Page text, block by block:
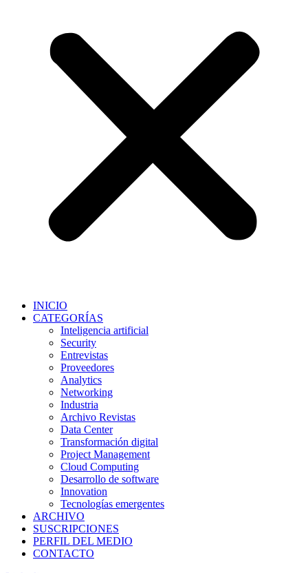
INICIO
CATEGORÍAS
Inteligencia artificial
Security
Entrevistas
Proveedores
Analytics
Networking
Industria
Archivo Revistas
Data Center
Transformación digital
Project Management
Cloud Computing
Desarrollo de software
Innovation
Tecnologías emergentes
ARCHIVO
SUSCRIPCIONES
PERFIL DEL MEDIO
CONTACTO